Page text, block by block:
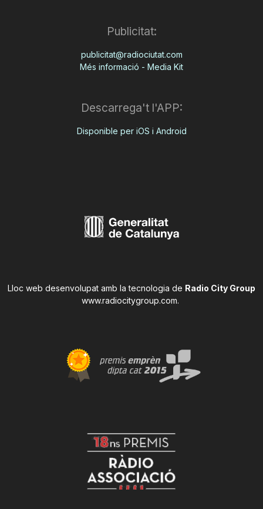
Publicitat:
publicitat@radiociutat.com
Més informació - Media Kit
Descarrega't l'APP:
Disponible per iOS i Android
Lloc web desenvolupat amb la tecnologia de Radio City Group
www.radiocitygroup.com.